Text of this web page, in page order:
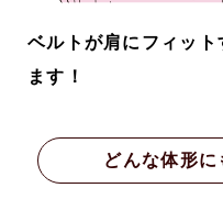
ベルトが肩にフィッ
ます！
どんな体形に